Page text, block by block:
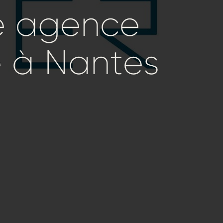
agence
à Nantes